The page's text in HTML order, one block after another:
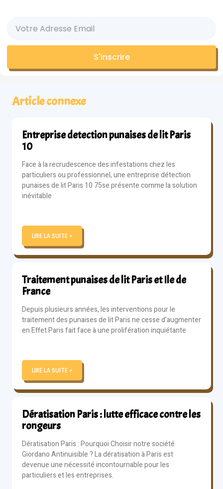
S'inscrire
Article connexe
Entreprise detection punaises de lit Paris
10
Face à la recrudescence des infestations chez les
particuliers ou professionnel, une entreprise détection
punaises de lit Paris 10 75se présente comme la solution
inévitable
LIRE LA SUITE »
Traitement punaises de lit Paris et Ile de
France
Depuis plusieurs années, les interventions pour le
traitement des punaises de lit Paris ne cesse d’augmenter
en Effet Paris fait face à une prolifération inquiétante
LIRE LA SUITE »
Dératisation Paris : lutte efficace contre les
rongeurs
Dératisation Paris : Pourquoi Choisir notre société
Giordano Antinuisible ? La dératisation à Paris est
devenue une nécessité incontournable pour les
particuliers et les entreprises.